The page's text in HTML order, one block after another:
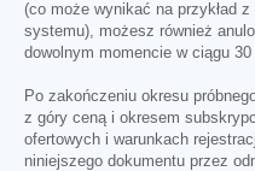
(co może wynikać na przykład
systemu), możesz również
dowolnym momencie w ciągu
Po zakończeniu okresu
z góry ceną i okresem
ofertowych i warunkach
niniejszego dokumentu przez